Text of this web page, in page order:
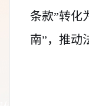
条款”转化
南”，推动